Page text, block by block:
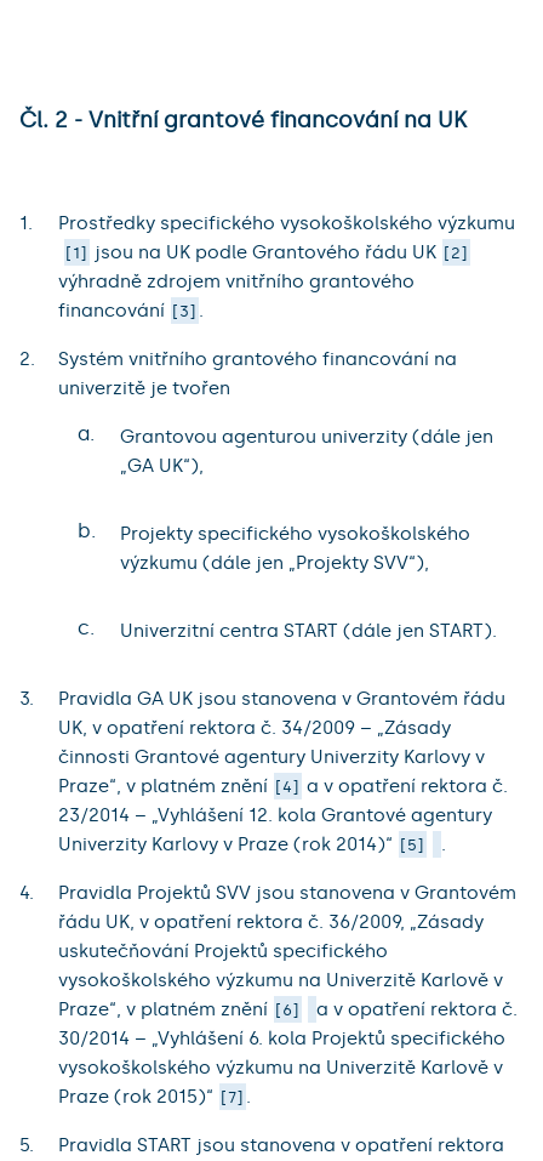
Čl. 2 - Vnitřní grantové financování na UK
Prostředky specifického vysokoškolského výzkumu
1 jsou na UK podle Grantového řádu UK 2
výhradně zdrojem vnitřního grantového
financování
3 .
Systém vnitřního grantového financování na
univerzitě je tvořen
a.
Grantovou agenturou univerzity (dále jen
„GA UK“),
b.
Projekty specifického vysokoškolského
výzkumu (dále jen „Projekty SVV“),
c. Univerzitní centra START (dále jen START).
Pravidla GA UK jsou stanovena v Grantovém řádu
UK, v opatření rektora č. 34/2009 – „Zásady
činnosti Grantové agentury Univerzity Karlovy v
Praze“, v platném znění
4
a v opatření rektora č.
23/2014 – „Vyhlášení 12. kola Grantové agentury
Univerzity Karlovy v Praze (rok 2014)“
5 .
Pravidla Projektů SVV jsou stanovena v Grantovém
řádu UK, v opatření rektora č. 36/2009, „Zásady
uskutečňování Projektů specifického
vysokoškolského výzkumu na Univerzitě Karlově v
Praze“, v platném znění
6
a v opatření rektora č.
30/2014 – „Vyhlášení 6. kola Projektů specifického
vysokoškolského výzkumu na Univerzitě Karlově v
Praze (rok 2015)“
7 .
Pravidla START jsou stanovena v opatření rektora